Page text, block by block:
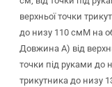
верхньої точки
до низу 110 смМ на
Довжина А) від
точки під руками до
трикутника до низу